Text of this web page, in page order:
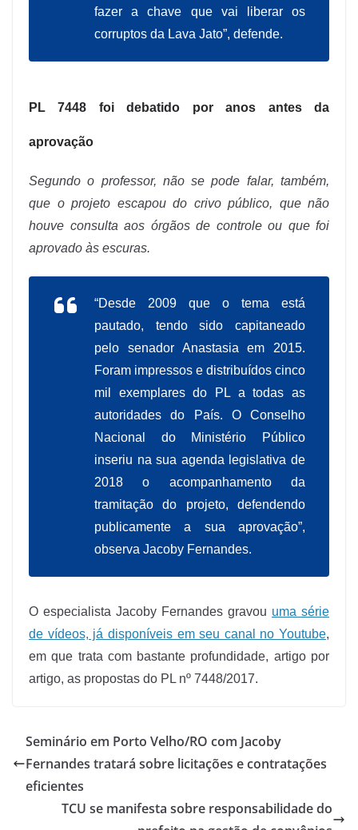
fazer a chave que vai liberar os
corruptos da Lava Jato”, defende.
PL 7448 foi debatido por anos antes da
aprovação
Segundo o professor, não se pode falar, também,
que o projeto escapou do crivo público, que não
houve consulta aos órgãos de controle ou que foi
aprovado às escuras.
“Desde 2009 que o tema está
pautado, tendo sido capitaneado
pelo senador Anastasia em 2015.
Foram impressos e distribuídos cinco
mil exemplares do PL a todas as
autoridades do País. O Conselho
Nacional do Ministério Público
inseriu na sua agenda legislativa de
2018 o acompanhamento da
tramitação do projeto, defendendo
publicamente a sua aprovação”,
observa Jacoby Fernandes.
O especialista Jacoby Fernandes gravou uma série
de vídeos, já disponíveis em seu canal no Youtube,
em que trata com bastante profundidade, artigo por
artigo, as propostas do PL nº 7448/2017.
Seminário em Porto Velho/RO com Jacoby
Fernandes tratará sobre licitações e contratações
eficientes
TCU se manifesta sobre responsabilidade do